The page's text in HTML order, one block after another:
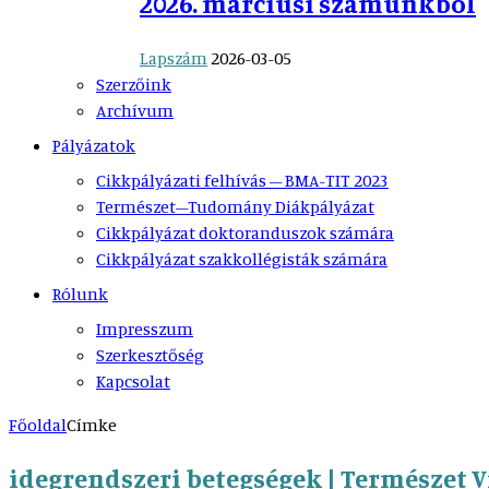
Lapszám2026-03-05
Szerzőink
Archívum
Pályázatok
Cikkpályázati felhívás – BMA-TIT 2023
Természet–Tudomány Diákpályázat
Cikkpályázat doktoranduszok számára
Cikkpályázat szakkollégisták számára
Rólunk
Impresszum
Szerkesztőség
Kapcsolat
FőoldalCímke
idegrendszeri betegségek | Természet